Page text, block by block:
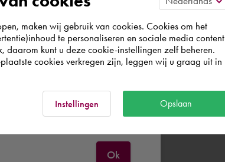
für Architektur,
country you
Ok
maken wij gebruik van cookies. Cookies om het
te personaliseren en sociale media content
kunt u deze cookie-instellingen zelf beheren.
cookies verkregen zijn, leggen wij u graag uit in
Instellingen Opslaan